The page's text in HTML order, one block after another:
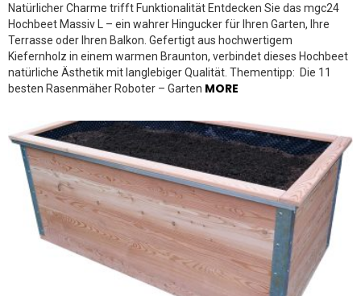
Natürlicher Charme trifft Funktionalität Entdecken Sie das mgc24
Hochbeet Massiv L – ein wahrer Hingucker für Ihren Garten, Ihre
Terrasse oder Ihren Balkon. Gefertigt aus hochwertigem
Kiefernholz in einem warmen Braunton, verbindet dieses Hochbeet
natürliche Ästhetik mit langlebiger Qualität. Thementipp: Die 11
besten Rasenmäher Roboter – Garten MORE